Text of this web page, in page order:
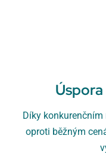
Díky
oproti běžným